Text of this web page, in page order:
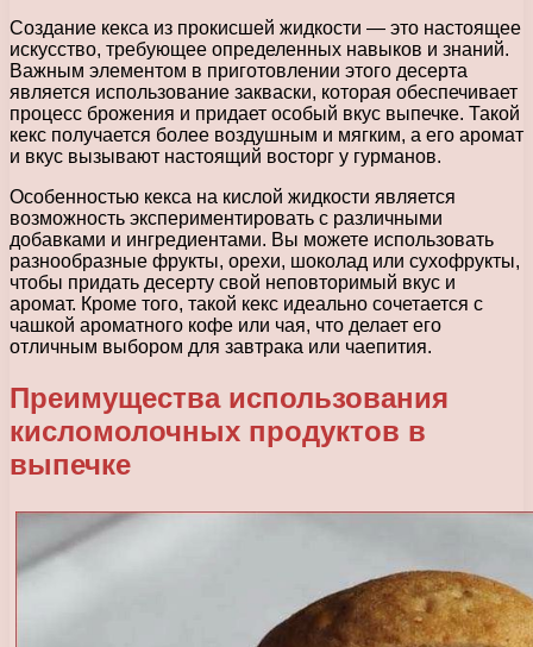
Создание кекса из прокисшей жидкости — это настоящее
искусство, требующее определенных навыков и знаний.
Важным элементом в приготовлении этого десерта
является использование закваски, которая обеспечивает
процесс брожения и придает особый вкус выпечке. Такой
кекс получается более воздушным и мягким, а его аромат
и вкус вызывают настоящий восторг у гурманов.
Особенностью кекса на кислой жидкости является
возможность экспериментировать с различными
добавками и ингредиентами. Вы можете использовать
разнообразные фрукты, орехи, шоколад или сухофрукты,
чтобы придать десерту свой неповторимый вкус и
аромат. Кроме того, такой кекс идеально сочетается с
чашкой ароматного кофе или чая, что делает его
отличным выбором для завтрака или чаепития.
Преимущества использования
кисломолочных продуктов в
выпечке